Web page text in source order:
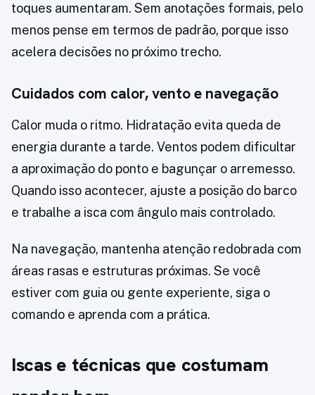
toques aumentaram. Sem anotações formais, pelo
menos pense em termos de padrão, porque isso
acelera decisões no próximo trecho.
Cuidados com calor, vento e navegação
Calor muda o ritmo. Hidratação evita queda de
energia durante a tarde. Ventos podem dificultar
a aproximação do ponto e bagunçar o arremesso.
Quando isso acontecer, ajuste a posição do barco
e trabalhe a isca com ângulo mais controlado.
Na navegação, mantenha atenção redobrada com
áreas rasas e estruturas próximas. Se você
estiver com guia ou gente experiente, siga o
comando e aprenda com a prática.
Iscas e técnicas que costumam